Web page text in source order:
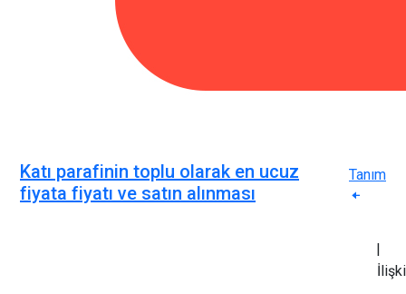
Katı parafinin toplu olarak en ucuz
fiyata fiyatı ve satın alınması
Tanım
|
İlişki